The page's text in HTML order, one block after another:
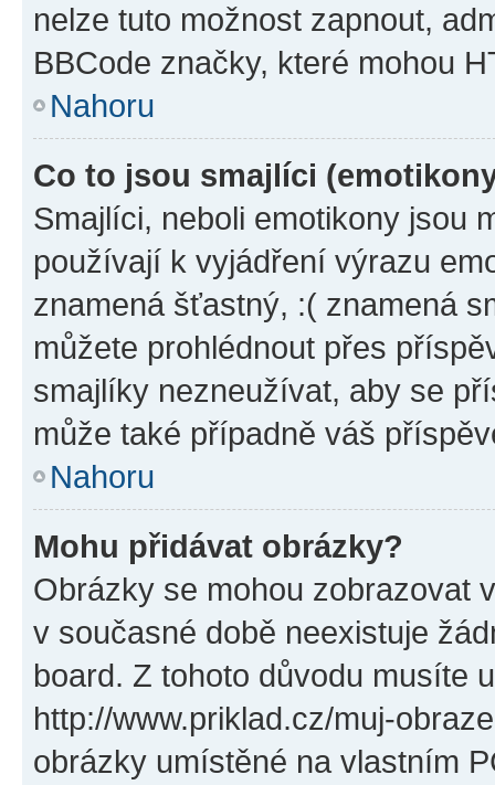
nelze tuto možnost zapnout,
BBCode značky, které mohou
Nahoru
Co to jsou smajlíci
Smajlíci, neboli emotikony jsou
používají k vyjádření výrazu
znamená šťastný, :( znamená
můžete prohlédnout přes
smajlíky nezneužívat, aby se
může také případně váš
Nahoru
Mohu přidávat obrázky?
Obrázky se mohou zobrazovat
v současné době neexistuje
board. Z tohoto důvodu musíte
http://www.priklad.cz/muj-
obrázky umístěné na vlastním